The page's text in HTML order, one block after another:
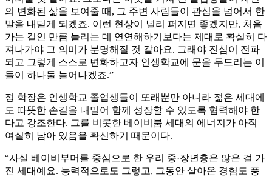
의 변화된 삶을 보여줄 때, 그 주변 사람들이 관심을 넘어서 한
발을 내딛게 되겠죠. 이런 현상이 널리 퍼지면 좋겠지만, 처음
가는 길인 만큼 늘리는 데 연연해하기보다는 제대로 확실히 다
져나가야 그 의미가 분명해질 것 같아요. 그래야 진심이 전파
되고 그렇게 스스로 변화하고자 인생학교에 문을 두드리는 이
들이 하나둘 늘어나겠죠.”
정 학장은 인생학교 졸업생들이 또래뿐만 아니라 젊은 세대에
도 따뜻한 손길을 내밀어 함께 성장할 수 있도록 협력해야 한
다고 강조한다. 그를 비롯한 베이비붐 세대의 에너지가 아직
여실히 남아 있음을 확신하기 때문이다.
“사실 베이비부머를 중심으로 한 우리 중·장년층은 많은 걸 가
진 세대예요. 능력적으로도 그렇고, 그동안 살아온 경험도 풍